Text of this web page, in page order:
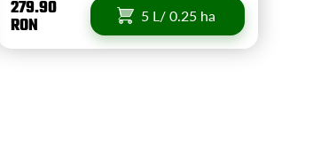
279.90
RON 5 L/ 0.25 ha